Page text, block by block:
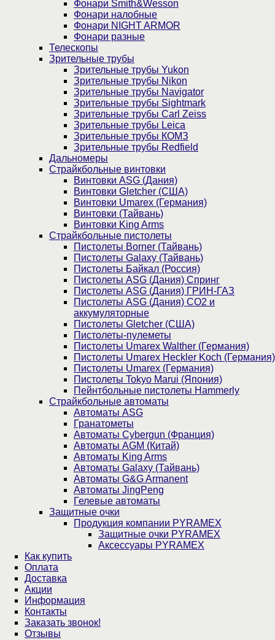
Фонари Smith&Wesson
Фонари налобные
Фонари NIGHT ARMOR
Фонари разные
Телескопы
Зрительные трубы
Зрительные трубы Yukon
Зрительные трубы Nikon
Зрительные трубы Navigator
Зрительные трубы Sightmark
Зрительные трубы Carl Zeiss
Зрительные трубы Leica
Зрительные трубы КОМЗ
Зрительные трубы Redfield
Дальномеры
Страйкбольные винтовки
Винтовки ASG (Дания)
Винтовки Gletcher (США)
Винтовки Umarex (Германия)
Винтовки (Тайвань)
Винтовки King Arms
Страйкбольные пистолеты
Пистолеты Borner (Тайвань)
Пистолеты Galaxy (Тайвань)
Пистолеты Байкал (Россия)
Пистолеты ASG (Дания) Спринг
Пистолеты ASG (Дания) ГРИН-ГАЗ
Пистолеты ASG (Дания) CO2 и
аккумуляторные
Пистолеты Gletcher (США)
Пистолеты-пулеметы
Пистолеты Umarex Walther (Германия)
Пистолеты Umarex Heckler Koch (Германия)
Пистолеты Umarex (Германия)
Пистолеты Tokyo Marui (Япония)
Пейнтбольные пистолеты Hammerly
Страйкбольные автоматы
Автоматы ASG
Гранатометы
Автоматы Cybergun (Франция)
Автоматы AGM (Китай)
Автоматы King Arms
Автоматы Galaxy (Тайвань)
Автоматы G&G Armanent
Автоматы JingPeng
Гелевые автоматы
Защитные очки
Продукция компании PYRAMEX
Защитные очки PYRAMEX
Аксессуары PYRAMEX
Как купить
Оплата
Доставка
Акции
Информация
Контакты
Заказать звонок!
Отзывы